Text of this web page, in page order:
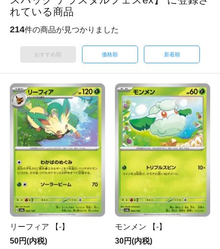
れている商品
214件の商品が見つかりました
おすすめ順 価格順 新着順
リーフィア 【-】
50円(内税)
モンメン 【-】
30円(内税)